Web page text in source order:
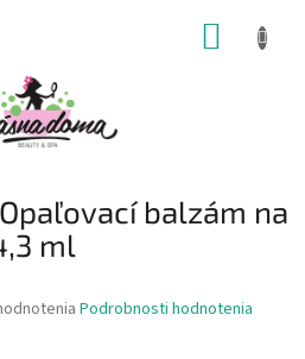
balzám na
ml
Podrobnosti hodnotenia